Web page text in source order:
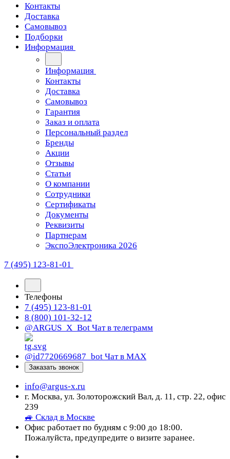
Контакты
Доставка
Самовывоз
Подборки
Информация
Информация
Контакты
Доставка
Самовывоз
Гарантия
Заказ и оплата
Персональный раздел
Бренды
Акции
Отзывы
Статьи
О компании
Сотрудники
Сертификаты
Документы
Реквизиты
Партнерам
ЭкспоЭлектроника 2026
7 (495) 123-81-01
Телефоны
7 (495) 123-81-01
8 (800) 101-32-12
@ARGUS_X_Bot Чат в телеграмм
@id7720669687_bot Чат в МАХ
Заказать звонок
info@argus-x.ru
г. Москва, ул. Золоторожский Вал, д. 11, стр. 22, офис
239
🚙 Склад в Москве
Офис работает по будням с 9:00 до 18:00.
Пожалуйста, предупредите о визите заранее.